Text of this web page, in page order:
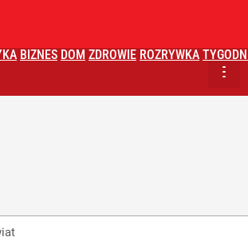
BIZNES DOM ZDROWIE ROZRYWKA